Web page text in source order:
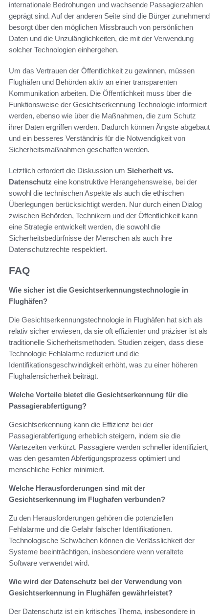
internationale Bedrohungen und wachsende Passagierzahlen
geprägt sind. Auf der anderen Seite sind die Bürger zunehmend
besorgt über den möglichen Missbrauch von persönlichen
Daten und die Unzulänglichkeiten, die mit der Verwendung
solcher Technologien einhergehen.
Um das Vertrauen der Öffentlichkeit zu gewinnen, müssen
Flughäfen und Behörden aktiv an einer transparenten
Kommunikation arbeiten. Die Öffentlichkeit muss über die
Funktionsweise der Gesichtserkennung Technologie informiert
werden, ebenso wie über die Maßnahmen, die zum Schutz
ihrer Daten ergriffen werden. Dadurch können Ängste abgebaut
und ein besseres Verständnis für die Notwendigkeit von
Sicherheitsmaßnahmen geschaffen werden.
Letztlich erfordert die Diskussion um Sicherheit vs.
Datenschutz eine konstruktive Herangehensweise, bei der
sowohl die technischen Aspekte als auch die ethischen
Überlegungen berücksichtigt werden. Nur durch einen Dialog
zwischen Behörden, Technikern und der Öffentlichkeit kann
eine Strategie entwickelt werden, die sowohl die
Sicherheitsbedürfnisse der Menschen als auch ihre
Datenschutzrechte respektiert.
FAQ
Wie sicher ist die Gesichtserkennungstechnologie in
Flughäfen?
Die Gesichtserkennungstechnologie in Flughäfen hat sich als
relativ sicher erwiesen, da sie oft effizienter und präziser ist als
traditionelle Sicherheitsmethoden. Studien zeigen, dass diese
Technologie Fehlalarme reduziert und die
Identifikationsgeschwindigkeit erhöht, was zu einer höheren
Flughafensicherheit beiträgt.
Welche Vorteile bietet die Gesichtserkennung für die
Passagierabfertigung?
Gesichtserkennung kann die Effizienz bei der
Passagierabfertigung erheblich steigern, indem sie die
Wartezeiten verkürzt. Passagiere werden schneller identifiziert,
was den gesamten Abfertigungsprozess optimiert und
menschliche Fehler minimiert.
Welche Herausforderungen sind mit der
Gesichtserkennung im Flughafen verbunden?
Zu den Herausforderungen gehören die potenziellen
Fehlalarme und die Gefahr falscher Identifikationen.
Technologische Schwächen können die Verlässlichkeit der
Systeme beeinträchtigen, insbesondere wenn veraltete
Software verwendet wird.
Wie wird der Datenschutz bei der Verwendung von
Gesichtserkennung in Flughäfen gewährleistet?
Der Datenschutz ist ein kritisches Thema, insbesondere in